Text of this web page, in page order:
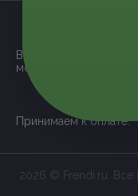
Все наши купоны
мобильное
Принимаем к оплате:
2026 © Frendi.ru. Все